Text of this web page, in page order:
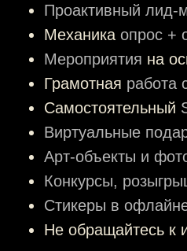
Проактивный лид-
Механика опрос +
Мероприятия на
Грамотная работа
Самостоятельный
Виртуальные
Арт-объекты и
Конкурсы,
Стикеры в
Не обращайтесь